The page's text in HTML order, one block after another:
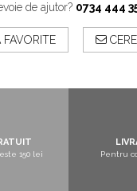
de ajutor? 0734 444
150 lei Pentru